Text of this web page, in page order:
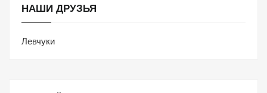
НАШИ ДРУЗЬЯ
Левчуки